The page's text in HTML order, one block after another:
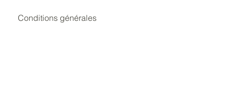
Conditions générales